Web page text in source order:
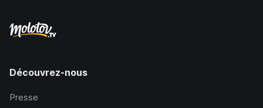
Découvrez-nous
Presse